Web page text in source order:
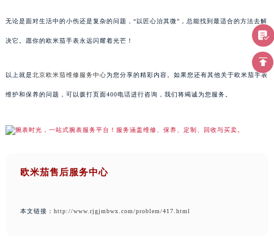
无论是面对生活中的小伤还是复杂的问题，“以匠心治其微”，总能找到最适合的方法去解
决它。愿你的欧米茄手表永远闪耀着光芒！
以上就是北京欧米茄维修服务中心为您分享的精彩内容。如果您还有其他关于欧米茄手表
维护和保养的问题，可以拨打页面400电话进行咨询，我们将竭诚为您服务。
欧米茄售后服务中心
本文链接： http://www.rjgjmbwx.com/problem/417.html